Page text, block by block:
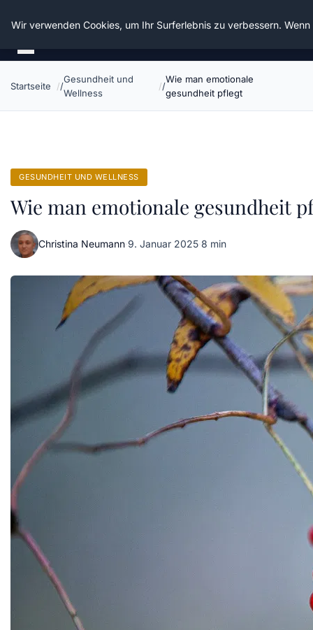
Die Schnitter
Startseite
Gesundheit und
Wellness
Wie man emotionale
gesundheit pflegt
GESUNDHEIT UND WELLNESS
Wie man emotionale gesundheit
Christina Neumann·9. Januar 2025·8 min
Wir verwenden Cookies, um Ihr Surferlebnis zu verbessern.